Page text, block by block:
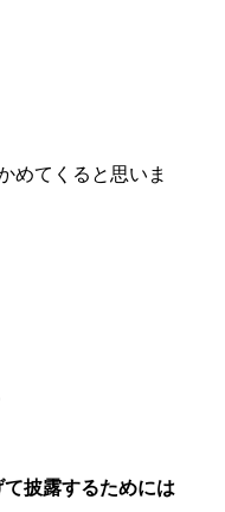
めてくると思いま
披露するためには